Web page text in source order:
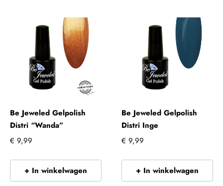
Be Jeweled Gelpolish
Distri “Wanda”
€ 9,99
+ In winkelwagen
Be Jeweled Gelpolish
Distri Inge
€ 9,99
+ In winkelwagen